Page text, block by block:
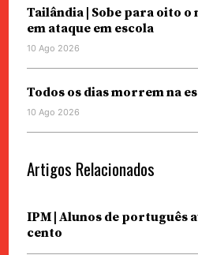
Tailândia | Sobe para oito
em ataque em escola
10 Ago 2026
Todos os dias morrem na
10 Ago 2026
Artigos Relacionados
IPM | Alunos de português
cento